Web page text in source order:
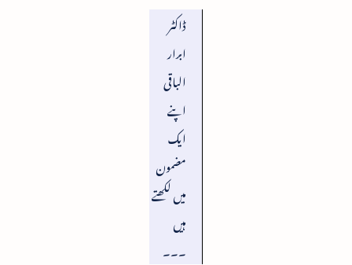
ڈاکٹر
ابرار
الباقی
اپنے
ایک
مضمون
میں لکھتے
ہیں
۔۔۔